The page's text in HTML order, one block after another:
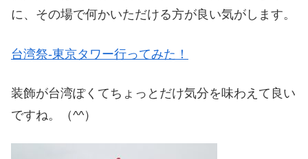
に、その場で何かいただける方が良い気がします。
台湾祭-東京タワー行ってみた！
装飾が台湾ぽくてちょっとだけ気分を味わえて良い
ですね。（^^）